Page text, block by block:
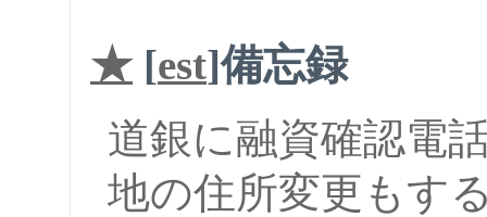
★[est]備忘録
道銀に融資確認電
地の住所変更もす